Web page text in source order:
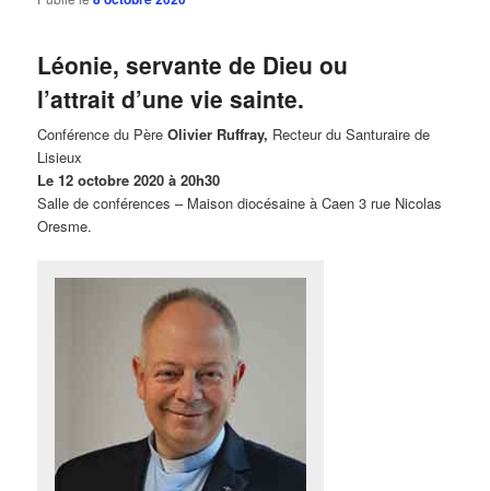
Léonie, servante de Dieu ou
l’attrait d’une vie sainte.
Conférence du PèreOlivier Ruffray, Recteur du Santuraire de
Lisieux
Le 12 octobre 2020 à 20h30
Salle de conférences – Maison diocésaine à Caen 3 rue Nicolas
Oresme.